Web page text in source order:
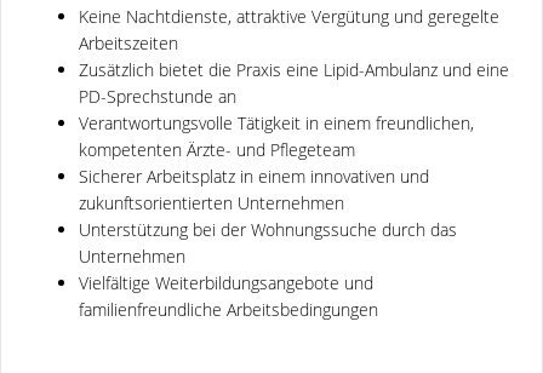
Keine Nachtdienste, attraktive Vergütung und geregelte
Arbeitszeiten
Zusätzlich bietet die Praxis eine Lipid-Ambulanz und eine
PD-Sprechstunde an
Verantwortungsvolle Tätigkeit in einem freundlichen,
kompetenten Ärzte- und Pflegeteam
Sicherer Arbeitsplatz in einem innovativen und
zukunftsorientierten Unternehmen
Unterstützung bei der Wohnungssuche durch das
Unternehmen
Vielfältige Weiterbildungsangebote und
familienfreundliche Arbeitsbedingungen